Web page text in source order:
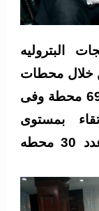
البتروليه
خلال محطات
الخدمة والتموين التابعة لها وعددها 69 محطة وفى
بمستوى
المحطات تم تطوير ورفع كفاءة عدد 30 محطه